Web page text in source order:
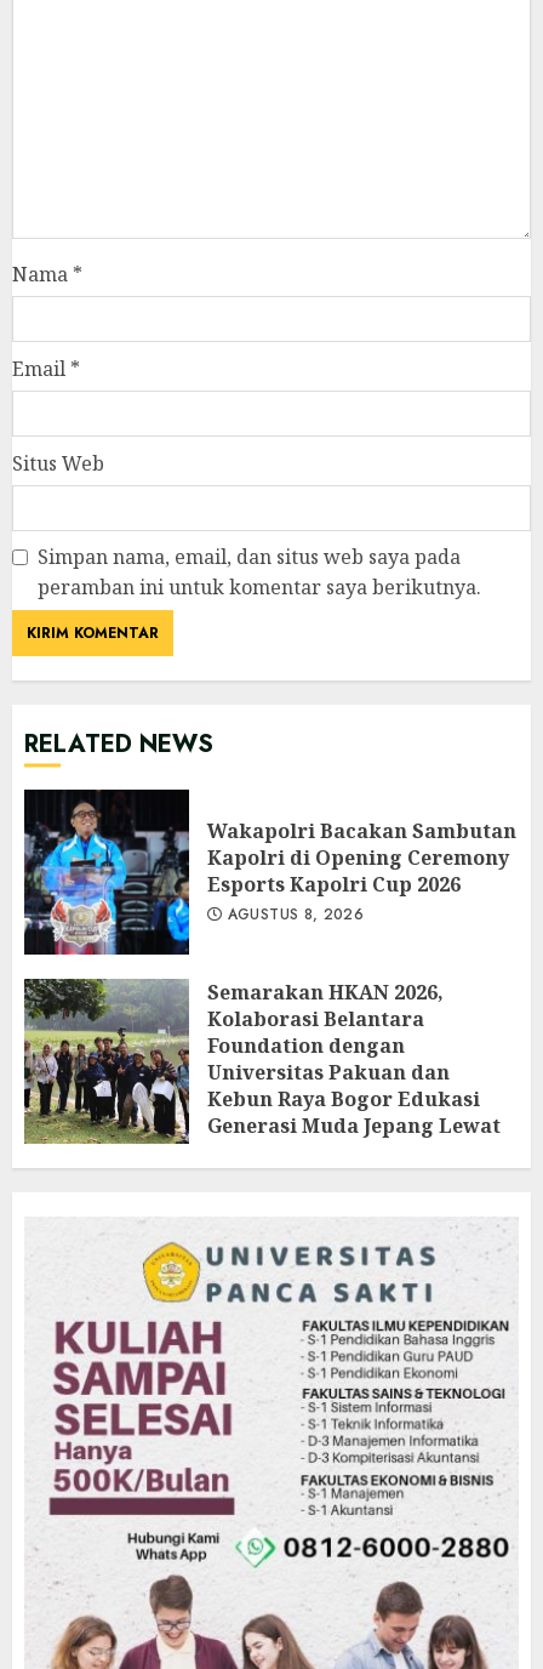
Nama *
Email *
Situs Web
Simpan nama, email, dan situs web saya pada
peramban ini untuk komentar saya berikutnya.
RELATED NEWS
Wakapolri Bacakan Sambutan
Kapolri di Opening Ceremony
Esports Kapolri Cup 2026
AGUSTUS 8, 2026
Semarakan HKAN 2026,
Kolaborasi Belantara
Foundation dengan
Universitas Pakuan dan
Kebun Raya Bogor Edukasi
Generasi Muda Jepang Lewat